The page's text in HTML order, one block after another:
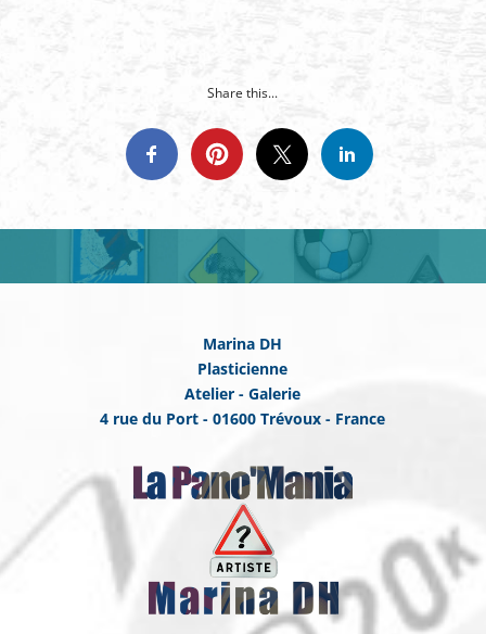
Share this...
Marina DH
Plasticienne
Atelier - Galerie
4 rue du Port - 01600 Trévoux - France